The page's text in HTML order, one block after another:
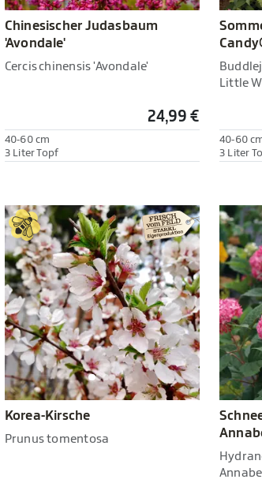
Chinesischer Judasbaum
'Avondale'
Cercis chinensis 'Avondale'
24,99 €
40-60 cm
3 Liter Topf
Little
40-60
3 Liter
Korea-Kirsche
Prunus tomentosa